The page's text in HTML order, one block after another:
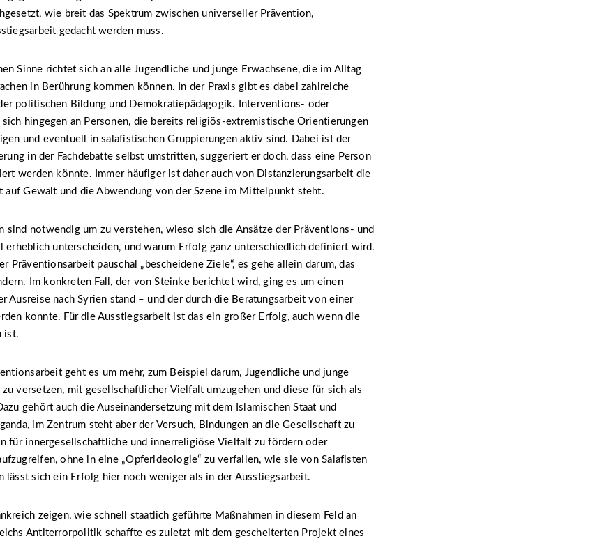
wie breit das Spektrum zwischen universeller Prävention,
gedacht werden muss.
Sinne richtet sich an alle Jugendliche und junge Erwachsene, die im Alltag
in Berührung kommen können. In der Praxis gibt es dabei zahlreiche
politischen Bildung und Demokratiepädagogik. Interventions- oder
hingegen an Personen, die bereits religiös-extremistische Orientierungen
und eventuell in salafistischen Gruppierungen aktiv sind. Dabei ist der
in der Fachdebatte selbst umstritten, suggeriert er doch, dass eine Person
werden könnte. Immer häufiger ist daher auch von Distanzierungsarbeit die
auf Gewalt und die Abwendung von der Szene im Mittelpunkt steht.
sind notwendig um zu verstehen, wieso sich die Ansätze der Präventions- und
erheblich unterscheiden, und warum Erfolg ganz unterschiedlich definiert wird.
Präventionsarbeit pauschal „bescheidene Ziele“, es gehe allein darum, das
Im konkreten Fall, der von Steinke berichtet wird, ging es um einen
Ausreise nach Syrien stand – und der durch die Beratungsarbeit von einer
konnte. Für die Ausstiegsarbeit ist das ein großer Erfolg, auch wenn die
ist.
geht es um mehr, zum Beispiel darum, Jugendliche und junge
zu versetzen, mit gesellschaftlicher Vielfalt umzugehen und diese für sich als
gehört auch die Auseinandersetzung mit dem Islamischen Staat und
im Zentrum steht aber der Versuch, Bindungen an die Gesellschaft zu
für innergesellschaftliche und innerreligiöse Vielfalt zu fördern oder
ohne in eine „Opferideologie“ zu verfallen, wie sie von Salafisten
lässt sich ein Erfolg hier noch weniger als in der Ausstiegsarbeit.
zeigen, wie schnell staatlich geführte Maßnahmen in diesem Feld an
Antiterrorpolitik schaffte es zuletzt mit dem gescheiterten Projekt eines